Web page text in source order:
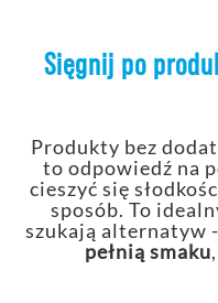
Sięgnij po
Produkty bez
to odpowiedź na
cieszyć się
sposób. To
szukają alternatyw -
pełnią smaku